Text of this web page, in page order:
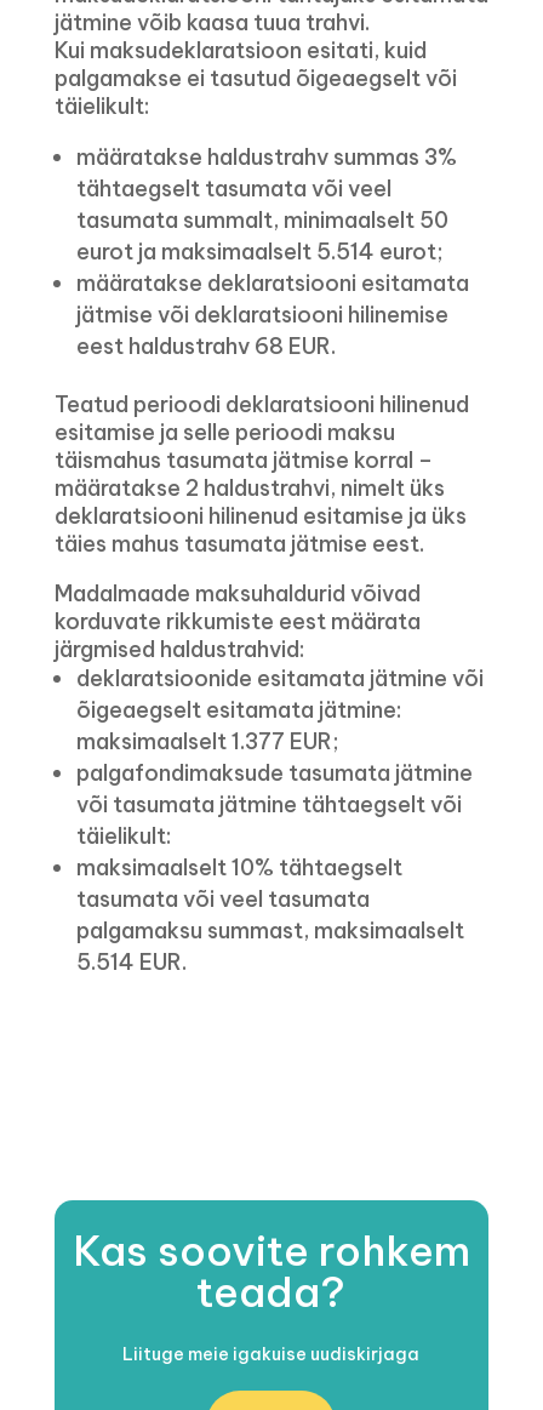
jätmine võib kaasa tuua trahvi.
Kui maksudeklaratsioon esitati, kuid
palgamakse ei tasutud õigeaegselt või
täielikult:
määratakse haldustrahv summas 3%
tähtaegselt tasumata või veel
tasumata summalt, minimaalselt 50
eurot ja maksimaalselt 5.514 eurot;
määratakse deklaratsiooni esitamata
jätmise või deklaratsiooni hilinemise
eest haldustrahv 68 EUR.
Teatud perioodi deklaratsiooni hilinenud
esitamise ja selle perioodi maksu
täismahus tasumata jätmise korral –
määratakse 2 haldustrahvi, nimelt üks
deklaratsiooni hilinenud esitamise ja üks
täies mahus tasumata jätmise eest.
Madalmaade maksuhaldurid võivad
korduvate rikkumiste eest määrata
järgmised haldustrahvid:
deklaratsioonide esitamata jätmine või
õigeaegselt esitamata jätmine:
maksimaalselt 1.377 EUR;
palgafondimaksude tasumata jätmine
või tasumata jätmine tähtaegselt või
täielikult:
maksimaalselt 10% tähtaegselt
tasumata või veel tasumata
palgamaksu summast, maksimaalselt
5.514 EUR.
Kas soovite rohkem
teada?
Liituge meie igakuise uudiskirjaga